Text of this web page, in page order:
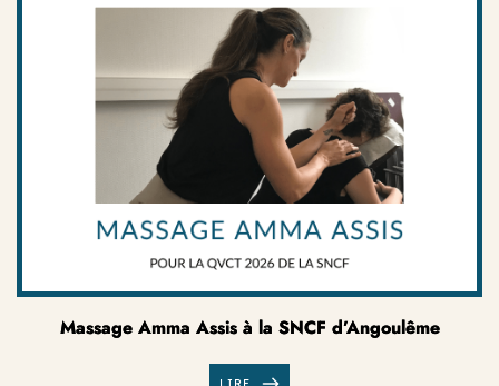
Massage Amma Assis à la SNCF d’Angoulême